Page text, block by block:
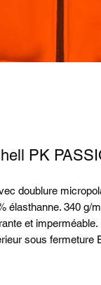
PK
doublure
élasthanne. 340 g/
et
sous fermeture